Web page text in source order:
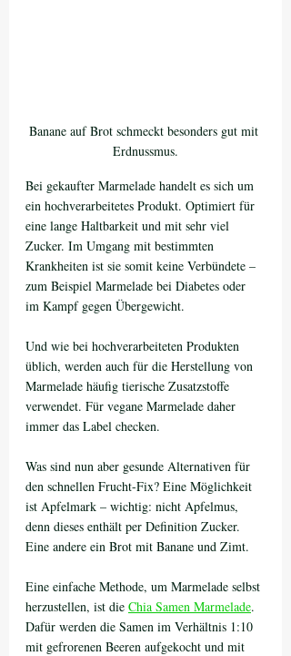
Banane auf Brot schmeckt besonders gut mit
Erdnussmus.
Bei gekaufter Marmelade handelt es sich um
ein hochverarbeitetes Produkt. Optimiert für
eine lange Haltbarkeit und mit sehr viel
Zucker. Im Umgang mit bestimmten
Krankheiten ist sie somit keine Verbündete –
zum Beispiel Marmelade bei Diabetes oder
im Kampf gegen Übergewicht.
Und wie bei hochverarbeiteten Produkten
üblich, werden auch für die Herstellung von
Marmelade häufig tierische Zusatzstoffe
verwendet. Für vegane Marmelade daher
immer das Label checken.
Was sind nun aber gesunde Alternativen für
den schnellen Frucht-Fix? Eine Möglichkeit
ist Apfelmark – wichtig: nicht Apfelmus,
denn dieses enthält per Definition Zucker.
Eine andere ein Brot mit Banane und Zimt.
Eine einfache Methode, um Marmelade selbst
herzustellen, ist die Chia Samen Marmelade.
Dafür werden die Samen im Verhältnis 1:10
mit gefrorenen Beeren aufgekocht und mit